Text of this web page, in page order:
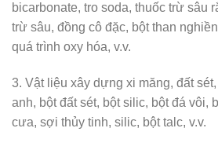
bicarbonate, tro soda, thuốc trừ sâu
trừ sâu, đồng cô đặc, bột than
quá trình oxy hóa, v.v.
3. Vật liệu xây dựng xi măng, đất
anh, bột đất sét, bột silic, bột đá vôi,
cưa, sợi thủy tinh, silic, bột talc, v.v.